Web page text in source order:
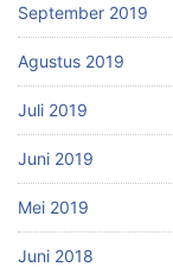
September 2019
Agustus 2019
Juli 2019
Juni 2019
Mei 2019
Juni 2018